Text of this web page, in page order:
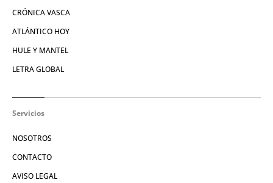
CRÓNICA VASCA
ATLÁNTICO HOY
HULE Y MANTEL
LETRA GLOBAL
Servicios
NOSOTROS
CONTACTO
AVISO LEGAL